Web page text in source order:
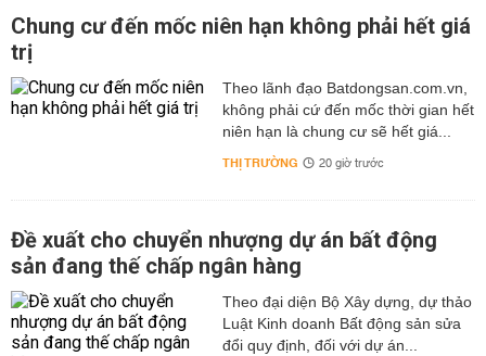
Chung cư đến mốc niên hạn không phải hết giá
trị
Theo lãnh đạo Batdongsan.com.vn,
không phải cứ đến mốc thời gian hết
niên hạn là chung cư sẽ hết giá...
THỊ TRƯỜNG 20 giờ trước
Đề xuất cho chuyển nhượng dự án bất động
sản đang thế chấp ngân hàng
Theo đại diện Bộ Xây dựng, dự thảo
Luật Kinh doanh Bất động sản sửa
đổi quy định, đối với dự án...